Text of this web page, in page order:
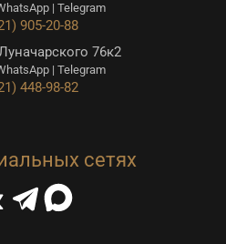
| Telegram
905-20-88
76к2
| Telegram
448-98-82
сетях